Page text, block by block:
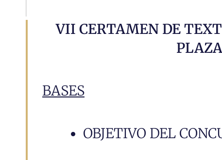
VII CERTAMEN DE
BASES
OBJETIVO DEL